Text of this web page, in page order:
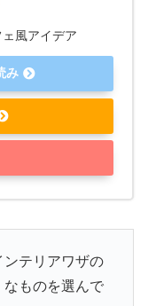
風アイデア
み
ンテリアワザの
ものを選んで